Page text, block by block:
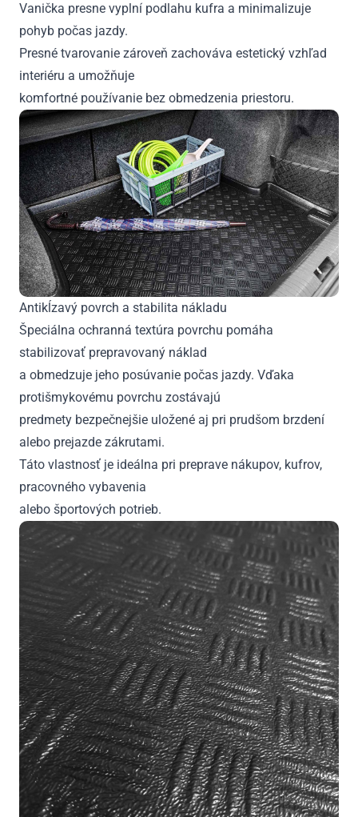
Vanička presne vyplní podlahu kufra a minimalizuje
pohyb počas jazdy.
Presné tvarovanie zároveň zachováva estetický vzhľad
interiéru a umožňuje
komfortné používanie bez obmedzenia priestoru.
Antikĺzavý povrch a stabilita nákladu
Špeciálna ochranná textúra povrchu pomáha
stabilizovať prepravovaný náklad
a obmedzuje jeho posúvanie počas jazdy. Vďaka
protišmykovému povrchu zostávajú
predmety bezpečnejšie uložené aj pri prudšom brzdení
alebo prejazde zákrutami.
Táto vlastnosť je ideálna pri preprave nákupov, kufrov,
pracovného vybavenia
alebo športových potrieb.